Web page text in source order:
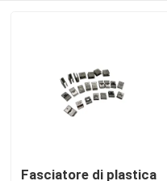
Fasciatore di plastica